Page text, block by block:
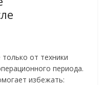
от техники
периода.
избежать: